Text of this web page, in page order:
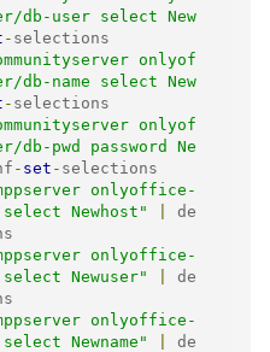
db-user select New
- selections
onlyof
db-name select New
- selections
onlyof
db-pwd password Ne
- set - selections
onlyoffice-
Newhost"
de
onlyoffice-
Newuser"
de
onlyoffice-
Newname"
de